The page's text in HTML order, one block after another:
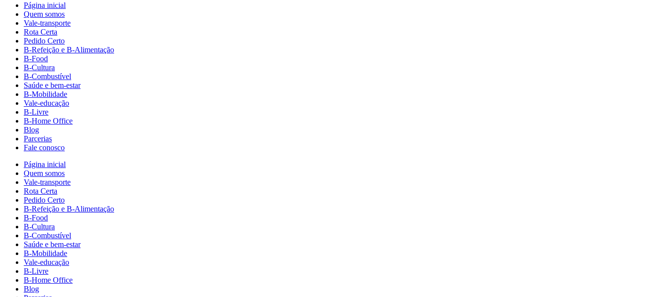
Página inicial
Quem somos
Vale-transporte
Rota Certa
Pedido Certo
B-Refeição e B-Alimentação
B-Food
B-Cultura
B-Combustível
Saúde e bem-estar
B-Mobilidade
Vale-educação
B-Livre
B-Home Office
Blog
Parcerias
Fale conosco
Página inicial
Quem somos
Vale-transporte
Rota Certa
Pedido Certo
B-Refeição e B-Alimentação
B-Food
B-Cultura
B-Combustível
Saúde e bem-estar
B-Mobilidade
Vale-educação
B-Livre
B-Home Office
Blog